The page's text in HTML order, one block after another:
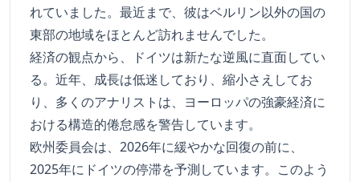
れていました。最近まで、彼はベルリン以外の国の
東部の地域をほとんど訪れませんでした。
経済の観点から、ドイツは新たな逆風に直面してい
る。近年、成長は低迷しており、縮小さえしてお
り、多くのアナリストは、ヨーロッパの強豪経済に
おける構造的倦怠感を警告しています。
欧州委員会は、2026年に緩やかな回復の前に、
2025年にドイツの停滞を予測しています。このよう